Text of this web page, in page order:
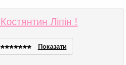
Ліпін !
******* Показати